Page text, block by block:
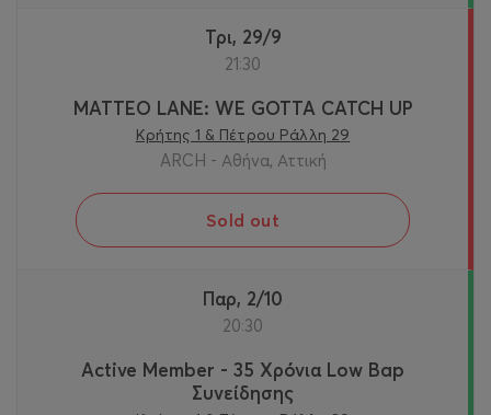
Τρι, 29/9
21:30
MATTEO LANE: WE GOTTA CATCH UP
Κρήτης 1 & Πέτρου Ράλλη 29
ARCH - Αθήνα, Αττική
Sold out
Παρ, 2/10
20:30
Active Member - 35 Χρόνια Low Bap
Συνείδησης